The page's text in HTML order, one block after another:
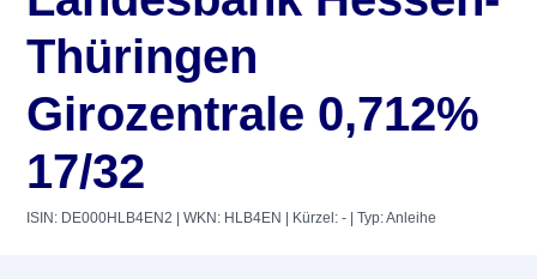
Thüringen
Girozentrale 0,712%
17/32
ISIN: DE000HLB4EN2 | WKN: HLB4EN | Kürzel: - | Typ: Anleihe